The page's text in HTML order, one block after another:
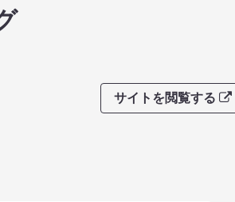
サイトを閲覧する